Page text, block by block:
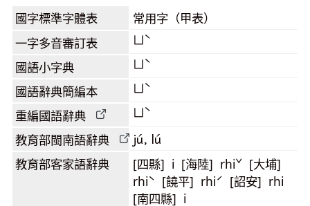
國字標準字體表 常用字（甲表）
一字多音審訂表 ㄩˋ
國語小字典 ㄩˋ
國語辭典簡編本 ㄩˋ
重編國語辭典 ㄩˋ
教育部閩南語辭典 jú, lú
教育部客家語辭典
[四縣] i [海陸] rhiˇ [大埔]
rhiˋ [饒平] rhiˊ [詔安] rhi
[南四縣] i